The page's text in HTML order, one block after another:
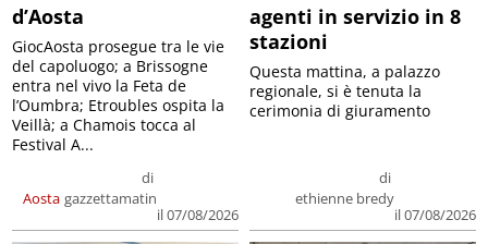
d’Aosta
Aosta
di
gazzettamatin
il 07/08/2026
GiocAosta prosegue tra le vie
del capoluogo; a Brissogne
entra nel vivo la Feta de
l’Oumbra; Etroubles ospita la
Veillà; a Chamois tocca al
Festival A...
agenti in servizio in 8
stazioni
di
ethienne bredy
il 07/08/2026
Questa mattina, a palazzo
regionale, si è tenuta la
cerimonia di giuramento